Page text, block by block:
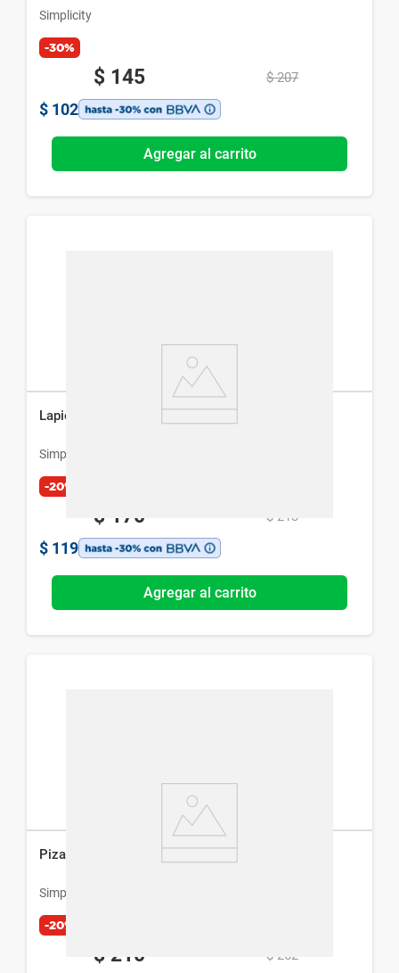
Simplicity
-30%
$ 145 $ 207
$ 102
Agregar al carrito
Lapiceras Simplicity Degrade x 3 un
Simplicity
-20%
$ 170 $ 213
$ 119
Agregar al carrito
Pizarra Simplicity Multiuso
Simplicity
-20%
$ 210 $ 262